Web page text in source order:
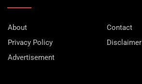
About
Contact
Privacy Policy
Disclaimer
Advertisement